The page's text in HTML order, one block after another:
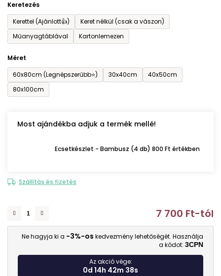
Keretezés
Kerettel (Ajánlott👍)
Keret nélkül (csak a vászon)
Műanyagtáblával
Kartonlemezen
Méret
60x80cm (Legnépszerűbb⭐)
30x40cm
40x50cm
80x100cm
Most ajándékba adjuk a termék mellé!
Ecsetkészlet - Bambusz (4 db) 800 Ft értékben
Szállítás és fizetés
7 700 Ft-tól
Ne hagyja ki a -3%-os kedvezmény lehetőségét. Használja
a kódot: 3CPN
Az akció vége:
0d 14h 42m 37s